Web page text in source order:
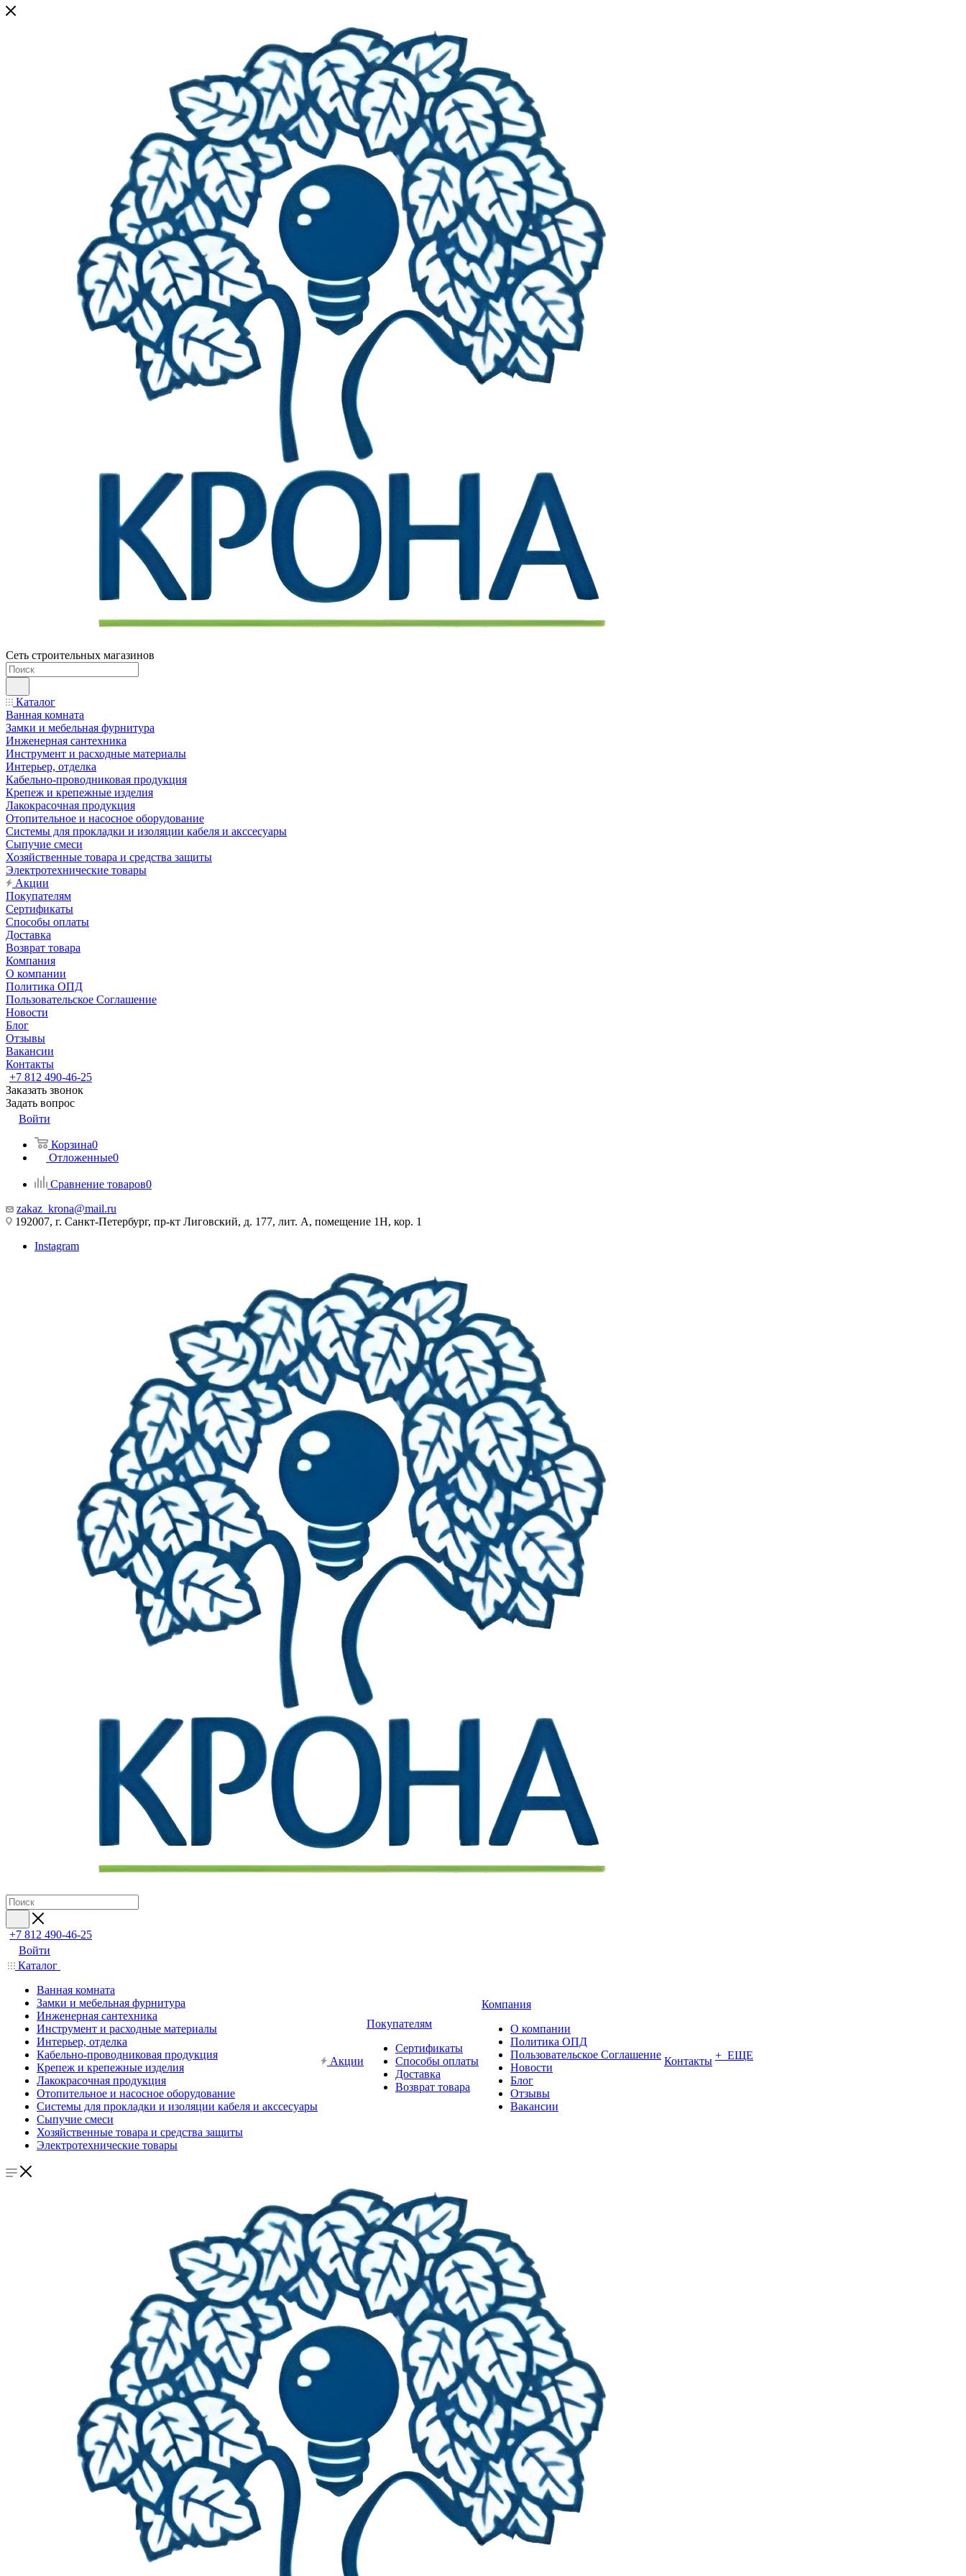
Сеть строительных магазинов
Каталог
Ванная комната
Замки и мебельная фурнитура
Инженерная сантехника
Инструмент и расходные материалы
Интерьер, отделка
Кабельно-проводниковая продукция
Крепеж и крепежные изделия
Лакокрасочная продукция
Отопительное и насосное оборудование
Системы для прокладки и изоляции кабеля и акссесуары
Сыпучие смеси
Хозяйственные товара и средства защиты
Электротехнические товары
Акции
Покупателям
Сертификаты
Способы оплаты
Доставка
Возврат товара
Компания
О компании
Политика ОПД
Пользовательское Соглашение
Новости
Блог
Отзывы
Вакансии
Контакты
+7 812 490-46-25
Заказать звонок
Задать вопрос
Войти
Корзина0
Отложенные0
Сравнение товаров0
zakaz_krona@mail.ru
192007, г. Санкт-Петербург, пр-кт Лиговский, д. 177, лит. А, помещение 1Н, кор. 1
Instagram
+7 812 490-46-25
Войти
Каталог
Ванная комната
Замки и мебельная фурнитура
Инженерная сантехника
Инструмент и расходные материалы
Интерьер, отделка
Кабельно-проводниковая продукция
Крепеж и крепежные изделия
Лакокрасочная продукция
Отопительное и насосное оборудование
Системы для прокладки и изоляции кабеля и акссесуары
Сыпучие смеси
Хозяйственные товара и средства защиты
Электротехнические товары
Акции
Покупателям
Сертификаты
Способы оплаты
Доставка
Возврат товара
Компания
О компании
Политика ОПД
Пользовательское Соглашение
Новости
Блог
Отзывы
Вакансии
Контакты + ЕЩЕ